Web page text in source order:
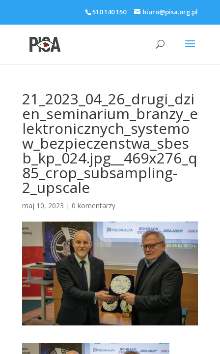
510 140 150 biuro@pisa.org.pl
21_2023_04_26_drugi_dzi
en_seminarium_branzy_e
lektronicznych_systemo
w_bezpieczenstwa_sbes
b_kp_024.jpg__469x276_q
85_crop_subsampling-
2_upscale
maj 10, 2023 | 0 komentarzy